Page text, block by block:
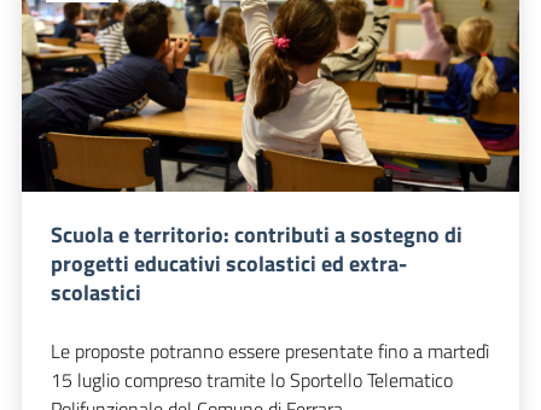
Scuola e territorio: contributi a sostegno di
progetti educativi scolastici ed extra-
scolastici
Le proposte potranno essere presentate fino a martedì
15 luglio compreso tramite lo Sportello Telematico